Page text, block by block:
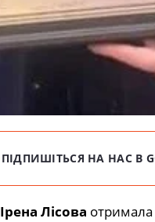
ПІДПИШІТЬСЯ НА НАС В
Ірена Лісова отримала